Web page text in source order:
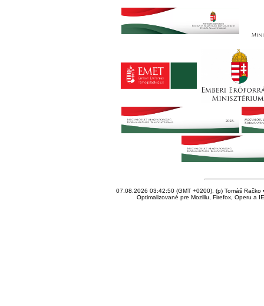
07.08.2026 03:42:50 (GMT +0200), (p) Tomáš Račko
Optimalizované pre Mozillu, Firefox, Operu a